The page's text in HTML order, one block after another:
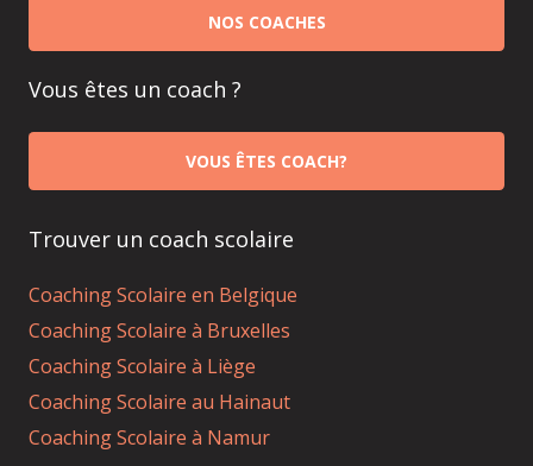
NOS COACHES
Vous êtes un coach ?
VOUS ÊTES COACH?
Trouver un coach scolaire
Coaching Scolaire en Belgique
Coaching Scolaire à Bruxelles
Coaching Scolaire à Liège
Coaching Scolaire au Hainaut
Coaching Scolaire à Namur